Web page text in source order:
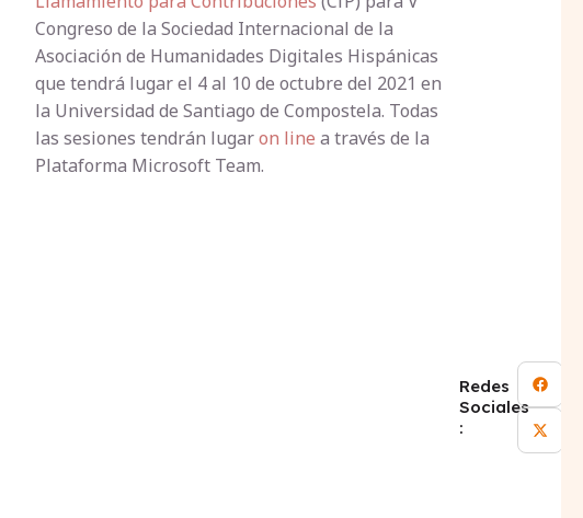
Congreso de la Sociedad Internacional de la
Asociación de Humanidades Digitales Hispánicas
que tendrá lugar el 4 al 10 de octubre del 2021 en
la Universidad de Santiago de Compostela. Todas
las sesiones tendrán lugaron line a través de la
Plataforma Microsoft Team.
Redes
Sociales
: